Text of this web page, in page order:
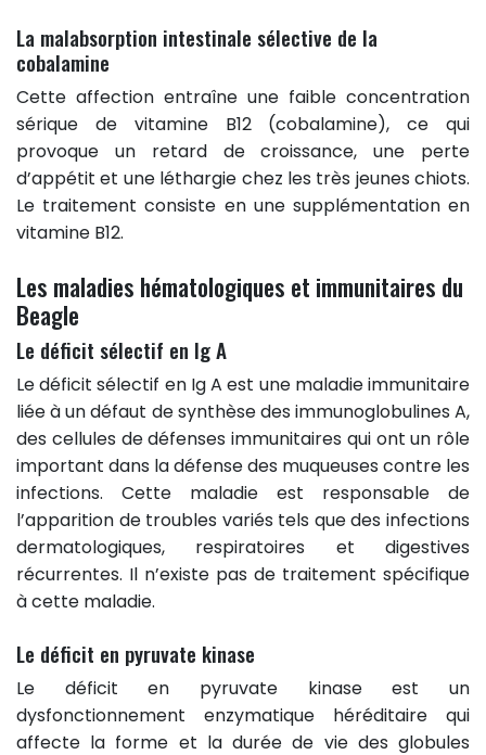
La malabsorption intestinale sélective de la
cobalamine
Cette affection entraîne une faible concentration
sérique de vitamine B12 (cobalamine), ce qui
provoque un retard de croissance, une perte
d’appétit et une léthargie chez les très jeunes chiots.
Le traitement consiste en une supplémentation en
vitamine B12.
Les maladies hématologiques et immunitaires du
Beagle
Le déficit sélectif en Ig A
Le déficit sélectif en Ig A est une maladie immunitaire
liée à un défaut de synthèse des immunoglobulines A,
des cellules de défenses immunitaires qui ont un rôle
important dans la défense des muqueuses contre les
infections. Cette maladie est responsable de
l’apparition de troubles variés tels que des infections
dermatologiques, respiratoires et digestives
récurrentes. Il n’existe pas de traitement spécifique
à cette maladie.
Le déficit en pyruvate kinase
Le déficit en pyruvate kinase est un
dysfonctionnement enzymatique héréditaire qui
affecte la forme et la durée de vie des globules